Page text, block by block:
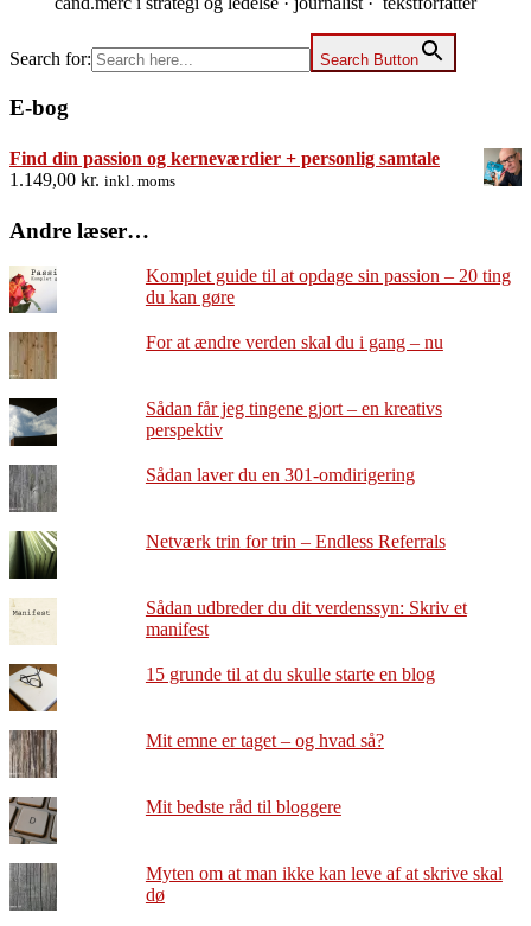
Search for: Search Button
E-bog
Find din passion og kerneværdier + personlig samtale
1.149,00 kr. inkl. moms
Andre læser…
Komplet guide til at opdage sin passion – 20 ting
du kan gøre
For at ændre verden skal du i gang – nu
Sådan får jeg tingene gjort – en kreativs
perspektiv
Sådan laver du en 301-omdirigering
Netværk trin for trin – Endless Referrals
Sådan udbreder du dit verdenssyn: Skriv et
manifest
15 grunde til at du skulle starte en blog
Mit emne er taget – og hvad så?
Mit bedste råd til bloggere
Myten om at man ikke kan leve af at skrive skal
dø